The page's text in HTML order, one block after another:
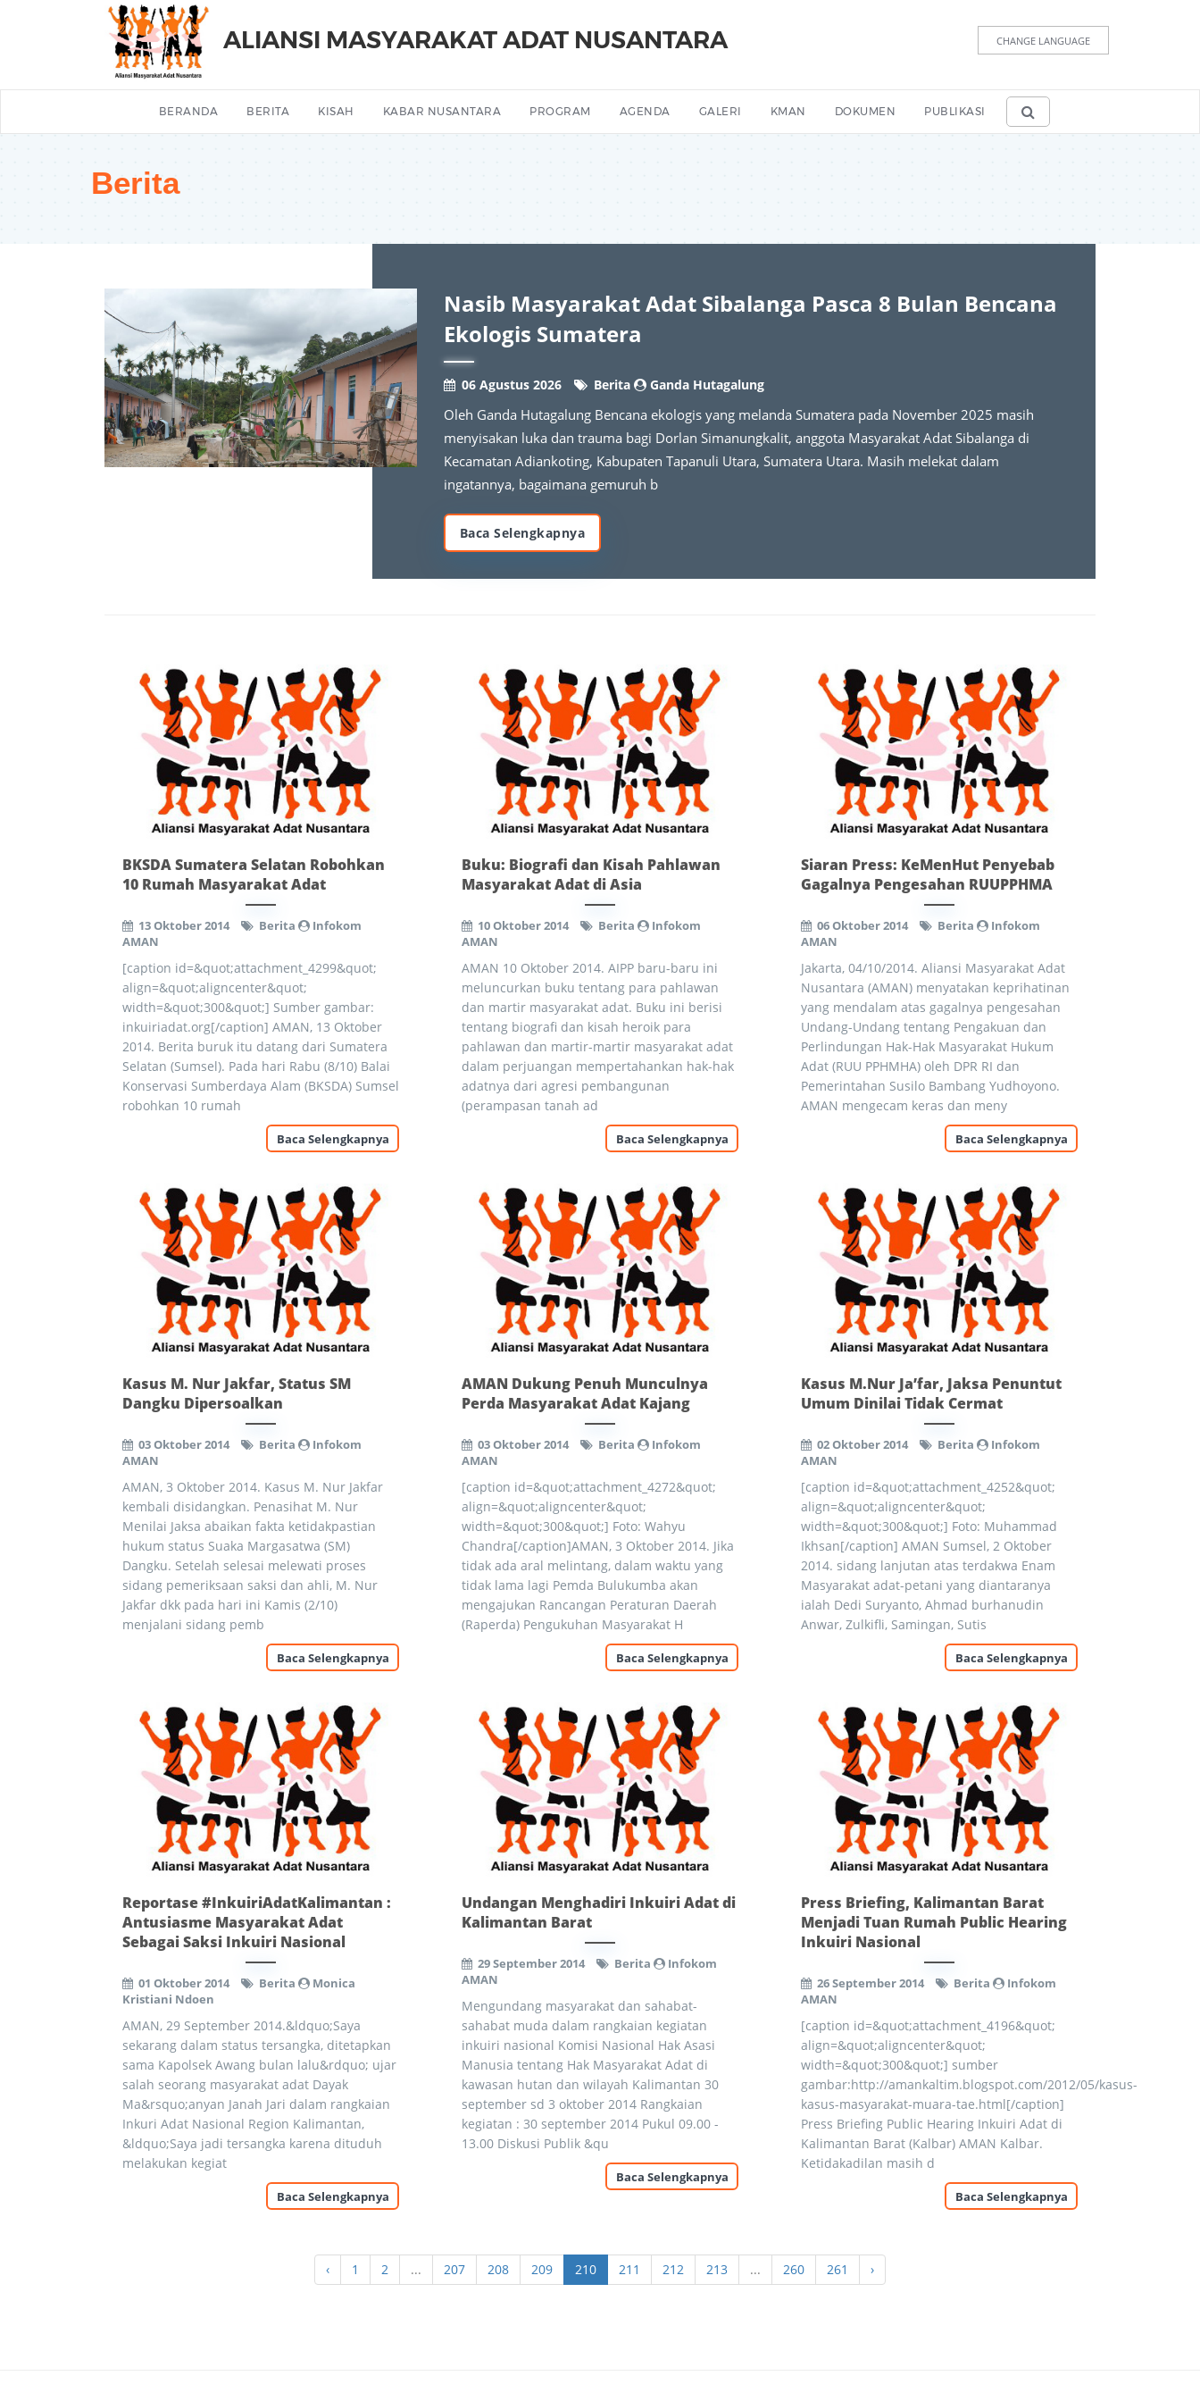
ALIANSI MASYARAKAT ADAT NUSANTARA CHANGE LANGUAGE
BERANDA BERITA KISAH KABAR NUSANTARA PROGRAM AGENDA GALERI KMAN DOKUMEN PUBLIKASI
Berita
Nasib Masyarakat Adat Sibalanga Pasca 8 Bulan Bencana
Ekologis Sumatera
06 Agustus 2026 Berita Ganda Hutagalung
Oleh Ganda Hutagalung Bencana ekologis yang melanda Sumatera pada November 2025 masih
menyisakan luka dan trauma bagi Dorlan Simanungkalit, anggota Masyarakat Adat Sibalanga di
Kecamatan Adiankoting, Kabupaten Tapanuli Utara, Sumatera Utara. Masih melekat dalam
ingatannya, bagaimana gemuruh b
Baca Selengkapnya
BKSDA Sumatera Selatan Robohkan
10 Rumah Masyarakat Adat
13 Oktober 2014 Berita
Infokom
AMAN
[caption id=&quot;attachment_4299&quot;
align=&quot;aligncenter&quot;
width=&quot;300&quot;] Sumber gambar:
inkuiriadat.org[/caption] AMAN, 13 Oktober
2014. Berita buruk itu datang dari Sumatera
Selatan (Sumsel). Pada hari Rabu (8/10) Balai
Konservasi Sumberdaya Alam (BKSDA) Sumsel
robohkan 10 rumah
Baca Selengkapnya
Buku: Biografi dan Kisah Pahlawan
Masyarakat Adat di Asia
10 Oktober 2014 Berita
Infokom
AMAN
AMAN 10 Oktober 2014. AIPP baru-baru ini
meluncurkan buku tentang para pahlawan
dan martir masyarakat adat. Buku ini berisi
tentang biografi dan kisah heroik para
pahlawan dan martir-martir masyarakat adat
dalam perjuangan mempertahankan hak-hak
adatnya dari agresi pembangunan
(perampasan tanah ad
Baca Selengkapnya
Siaran Press: KeMenHut Penyebab
Gagalnya Pengesahan RUUPPHMA
06 Oktober 2014 Berita
Infokom
AMAN
Jakarta, 04/10/2014. Aliansi Masyarakat Adat
Nusantara (AMAN) menyatakan keprihatinan
yang mendalam atas gagalnya pengesahan
Undang-Undang tentang Pengakuan dan
Perlindungan Hak-Hak Masyarakat Hukum
Adat (RUU PPHMHA) oleh DPR RI dan
Pemerintahan Susilo Bambang Yudhoyono.
AMAN mengecam keras dan meny
Baca Selengkapnya
Kasus M. Nur Jakfar, Status SM
Dangku Dipersoalkan
03 Oktober 2014 Berita
Infokom
AMAN
AMAN, 3 Oktober 2014. Kasus M. Nur Jakfar
kembali disidangkan. Penasihat M. Nur
Menilai Jaksa abaikan fakta ketidakpastian
hukum status Suaka Margasatwa (SM)
Dangku. Setelah selesai melewati proses
sidang pemeriksaan saksi dan ahli, M. Nur
Jakfar dkk pada hari ini Kamis (2/10)
menjalani sidang pemb
Baca Selengkapnya
AMAN Dukung Penuh Munculnya
Perda Masyarakat Adat Kajang
03 Oktober 2014 Berita
Infokom
AMAN
[caption id=&quot;attachment_4272&quot;
align=&quot;aligncenter&quot;
width=&quot;300&quot;] Foto: Wahyu
Chandra[/caption]AMAN, 3 Oktober 2014. Jika
tidak ada aral melintang, dalam waktu yang
tidak lama lagi Pemda Bulukumba akan
mengajukan Rancangan Peraturan Daerah
(Raperda) Pengukuhan Masyarakat H
Baca Selengkapnya
Kasus M.Nur Ja’far, Jaksa Penuntut
Umum Dinilai Tidak Cermat
02 Oktober 2014 Berita
Infokom
AMAN
[caption id=&quot;attachment_4252&quot;
align=&quot;aligncenter&quot;
width=&quot;300&quot;] Foto: Muhammad
Ikhsan[/caption] AMAN Sumsel, 2 Oktober
2014. sidang lanjutan atas terdakwa Enam
Masyarakat adat-petani yang diantaranya
ialah Dedi Suryanto, Ahmad burhanudin
Anwar, Zulkifli, Samingan, Sutis
Baca Selengkapnya
Reportase #InkuiriAdatKalimantan :
Antusiasme Masyarakat Adat
Sebagai Saksi Inkuiri Nasional
01 Oktober 2014 Berita
Monica
Kristiani Ndoen
AMAN, 29 September 2014.&ldquo;Saya
sekarang dalam status tersangka, ditetapkan
sama Kapolsek Awang bulan lalu&rdquo; ujar
salah seorang masyarakat adat Dayak
Ma&rsquo;anyan Janah Jari dalam rangkaian
Inkuri Adat Nasional Region Kalimantan,
&ldquo;Saya jadi tersangka karena dituduh
melakukan kegiat
Baca Selengkapnya
Undangan Menghadiri Inkuiri Adat di
Kalimantan Barat
29 September 2014 Berita
Infokom
AMAN
Mengundang masyarakat dan sahabat-
sahabat muda dalam rangkaian kegiatan
inkuiri nasional Komisi Nasional Hak Asasi
Manusia tentang Hak Masyarakat Adat di
kawasan hutan dan wilayah Kalimantan 30
september sd 3 oktober 2014 Rangkaian
kegiatan : 30 september 2014 Pukul 09.00 -
13.00 Diskusi Publik &qu
Baca Selengkapnya
Press Briefing, Kalimantan Barat
Menjadi Tuan Rumah Public Hearing
Inkuiri Nasional
26 September 2014 Berita
Infokom
AMAN
[caption id=&quot;attachment_4196&quot;
align=&quot;aligncenter&quot;
width=&quot;300&quot;] sumber
gambar:http://amankaltim.blogspot.com/2012/05/kasus-
kasus-masyarakat-muara-tae.html[/caption]
Press Briefing Public Hearing Inkuiri Adat di
Kalimantan Barat (Kalbar) AMAN Kalbar.
Ketidakadilan masih d
Baca Selengkapnya
‹ 1 2 ... 207 208 209 210 211 212 213 ... 260 261 ›